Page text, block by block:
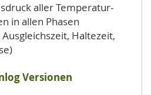
aller Temperatur-
in allen Phasen
Haltezeit,
Versionen